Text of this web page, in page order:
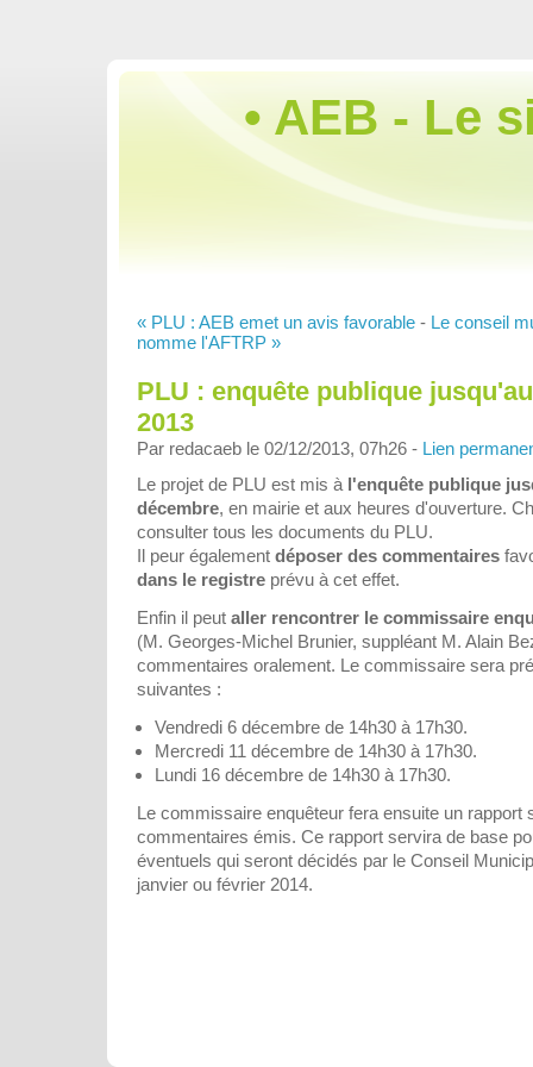
• AEB - Le
« PLU : AEB emet un avis favorable - Le conseil
nomme l'AFTRP »
PLU : enquête publique
2013
Par redacaeb le 02/12/2013, 07h26 - Lien
Le projet de PLU est mis à l'enquête publique
décembre, en mairie et aux heures d'ouverture.
consulter tous les documents du PLU.
Il peur également déposer des commentaires
dans le registre prévu à cet effet.
Enfin il peut aller rencontrer le commissaire
(M. Georges-Michel Brunier, suppléant M. Alain
commentaires oralement. Le commissaire sera
suivantes :
Vendredi 6 décembre de 14h30 à 17h30.
Mercredi 11 décembre de 14h30 à 17h30.
Lundi 16 décembre de 14h30 à 17h30.
Le commissaire enquêteur fera ensuite un rapport
commentaires émis. Ce rapport servira de base
éventuels qui seront décidés par le Conseil
janvier ou février 2014.